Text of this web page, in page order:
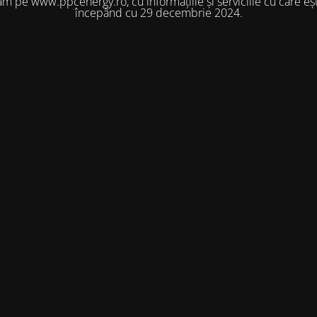
începând cu 29 decembrie 2024.